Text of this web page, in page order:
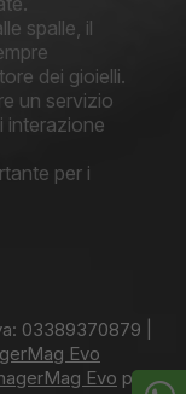
spalle, il
dei gioielli.
un servizio
interazione
per i
03389370879
Evo
Evo per la